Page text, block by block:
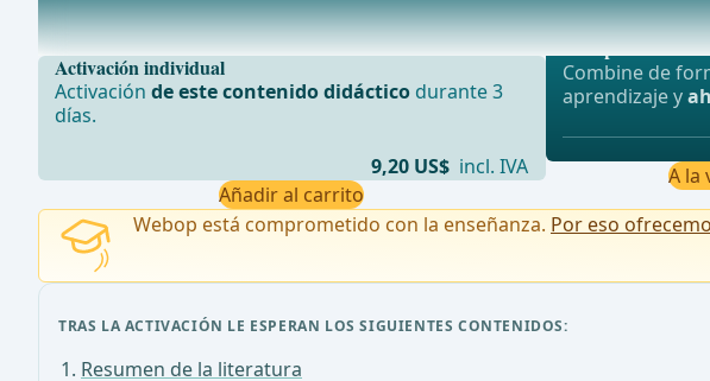
La identificaci&#xF3;n de la estrategia de tratamiento &#xF3;ptima para
Activación individual
Activaciónde este contenido didáctico durante 3
días.
9,20 US$ incl. IVA
Añadir al carrito
Oferta más
webop - Ahorro
Combine de
aprendizaje y
A la
Webop está comprometido con la enseñanza. Por eso
TRAS LA ACTIVACIÓN LE ESPERAN LOS SIGUIENTES CONTENIDOS:
Resumen de la literatura